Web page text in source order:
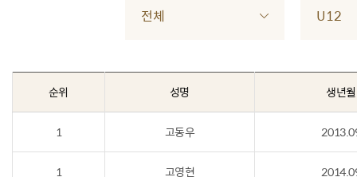
전체 U12
순위 성명 생년월
1 고동우
1 고영현